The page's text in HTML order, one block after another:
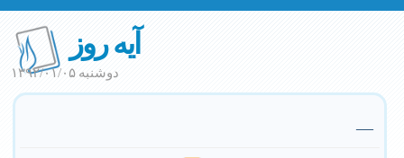
آیه روز
دوشنبه ۱۳۹۲/۰۱/۰۵
—